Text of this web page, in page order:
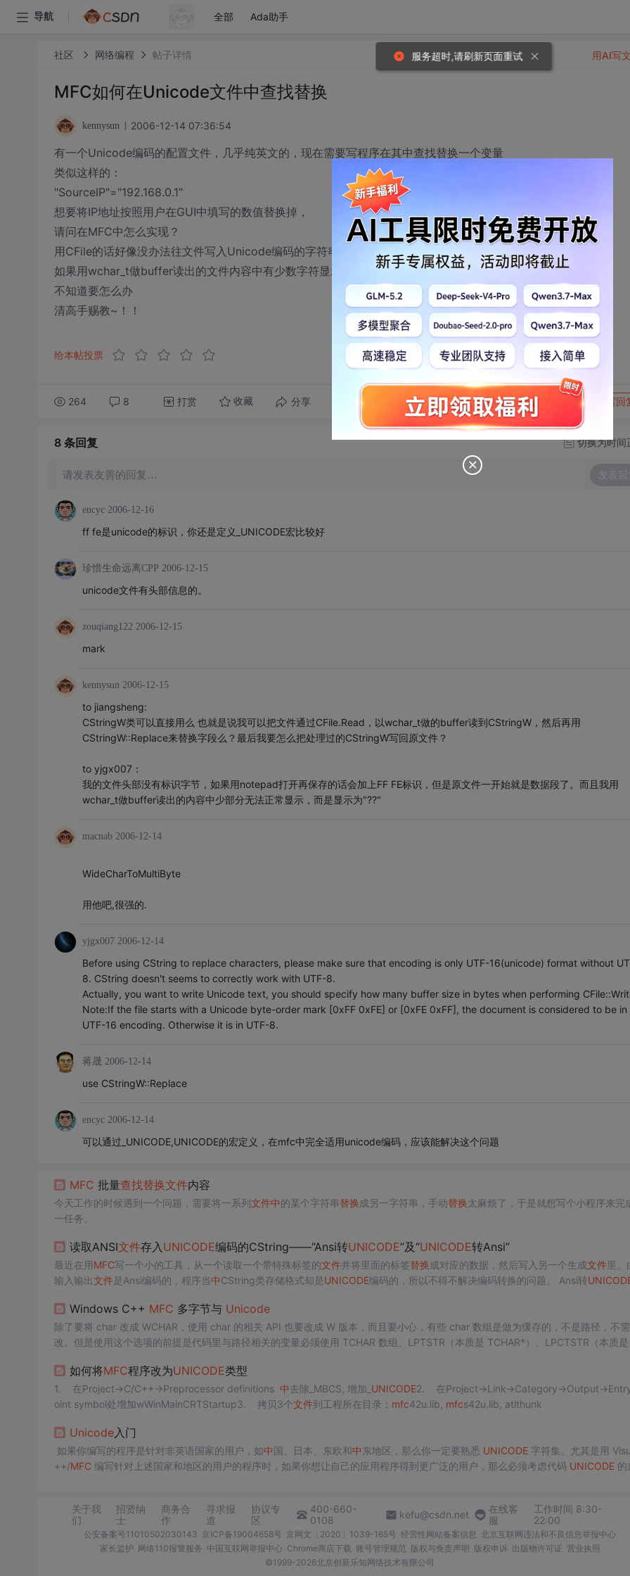
导航 全部 Ada助手
社区 网络编程 帖子详情
MFC如何在Unicode文件中查找替换
kennysun 2006-12-14 07:36:54
有一个Unicode编码的配置文件，几乎纯英文的，现在需要写程序在其中查找替换一个变量
类似这样的：
"SourceIP"="192.168.0.1"
想要将IP地址按照用户在GUI中填写的数值替换掉，
请问在MFC中怎么实现？
用CFile的话好像没办法往文件写入Unicode编码的字符串
如果用wchar_t做buffer读出的文件内容中有少数字符显示为？？
不知道要怎么办
清高手赐教~！！
给本帖投票
264 8 打赏 收藏 分享 转发到动态 举报 写回
用AI写
8 条回复 切换为时间
请发表友善的回复… 发表回
encyc 2006-12-16
ff fe是unicode的标识，你还是定义_UNICODE宏比较好
珍惜生命远离CPP 2006-12-15
unicode文件有头部信息的。
zouqiang122 2006-12-15
mark
kennysun 2006-12-15
to jiangsheng:
CStringW类可以直接用么 也就是说我可以把文件通过CFile.Read，以wchar_t做的buffer读到CStringW，然后再用
CStringW::Replace来替换字段么？最后我要怎么把处理过的CStringW写回原文件？
to yjgx007：
我的文件头部没有标识字节，如果用notepad打开再保存的话会加上FF FE标识，但是原文件一开始就是数据段了。而且我用
wchar_t做buffer读出的内容中少部分无法正常显示，而是显示为"??"
macnab 2006-12-14
WideCharToMultiByte
用他吧,很强的.
yjgx007 2006-12-14
Before using CString to replace characters, please make sure that encoding is only UTF-16(unicode) format without
8. CString doesn't seems to correctly work with UTF-8.
Actually, you want to write Unicode text, you should specify how many buffer size in bytes when performing
Note:If the file starts with a Unicode byte-order mark [0xFF 0xFE] or [0xFE 0xFF], the document is considered to be in
UTF-16 encoding. Otherwise it is in UTF-8.
蒋晟 2006-12-14
use CStringW::Replace
encyc 2006-12-14
可以通过_UNICODE,UNICODE的宏定义，在mfc中完全适用unicode编码，应该能解决这个问题
MFC 批量查找替换文件内容
今天工作的时候遇到一个问题，需要将一系列文件中的某个字符串替换成另一字符串，手动替换太麻烦了，于是就想写个小程序来完
一任务。
读取ANSI文件存入 UNICODE编码的CString——“Ansi转UNICODE”及“UNICODE转Ansi”
最近在用MFC写一个小的工具，从一个读取一个带特殊标签的文件并将里面的标签替换成对应的数据，然后写入另一个生成文件里。
输入输出文件是Ansi编码的，程序当中CString类存储格式却是UNICODE编码的，所以不得不解决编码转换的问题。 Ansi转
Windows C++ MFC 多字节与 Unicode
除了要将 char 改成 WCHAR，使用 char 的相关 API 也要改成 W 版本，而且要小心，有些 char 数组是做为缓存的，不是路径，不
改。但是使用这个选项的前提是代码里与路径相关的变量必须使用 TCHAR 数组、LPTSTR（本质是 TCHAR*）、LPCTSTR（本质
过来）。在调用到 fopen_s 的时候程序就会报错退出。
如何将MFC程序改为UNICODE类型
1. 在Project->C/C++->Preprocessor definitions 中去除_MBCS, 增加_ UNICODE2. 在Project->Link->Category->Output-
oint symbol处增加wWinMainCRTStartup3. 拷贝3个文件到工程所在目录： mfc42u.lib, mfcs42u.lib, atlthunk
Unicode入门
如果你编写的程序是针对非英语国家的用户，如中国、日本、东欧和中东地区，那么你一定要熟悉 UNICODE字符集。尤其是用
++/MFC编写针对上述国家和地区的用户的程序时，如果你想让自己的应用程序得到更广泛的用户，那么必须考虑代码 UNICODE的
关于我
们
招贤纳
士
商务合
作
寻求报
道
协议专
区
400-660-
0108
kefu@csdn.net
在线客
服
工作时间 8:30-
22:00
公安备案号11010502030143 京ICP备19004658号 京网文〔2020〕1039-165号 经营性网站备案信息 北京互联网违法和不良信息举报中心
家长监护 网络110报警服务 中国互联网举报中心 Chrome商店下载 账号管理规范 版权与免责声明 版权申诉 出版物许可证 营业执照
©1999-2026北京创新乐知网络技术有限公司
服务超时,请刷新页面重试